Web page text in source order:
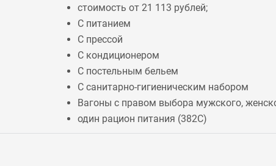
стоимость от 21 113 рублей;
С питанием
С прессой
С кондиционером
С постельным бельем
С санитарно-гигиеническим набором
Вагоны с правом выбора мужского,
один рацион питания (382С)